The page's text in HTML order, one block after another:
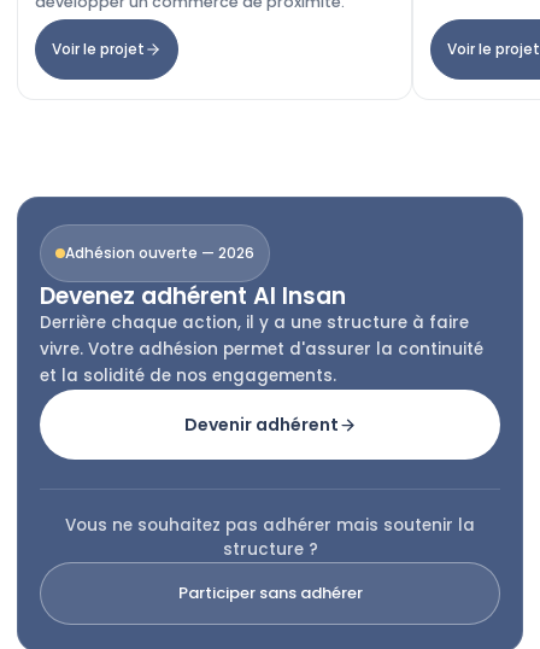
Voir le projet Voir le projet
Adhésion ouverte — 2026
Devenez adhérent Al Insan
Derrière chaque action, il y a une structure à faire
vivre. Votre adhésion permet d'assurer la continuité
et la solidité de nos engagements.
Devenir adhérent
Vous ne souhaitez pas adhérer mais soutenir la
structure ?
Participer sans adhérer